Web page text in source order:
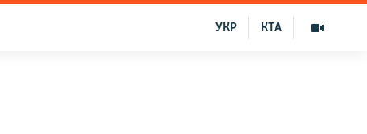
КТА
УКР